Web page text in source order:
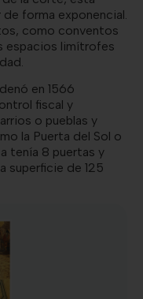
forma exponencial.
como conventos
espacios limítrofes
en 1566
fiscal y
o pueblas y
la Puerta del Sol o
tenía 8 puertas y
superficie de 125